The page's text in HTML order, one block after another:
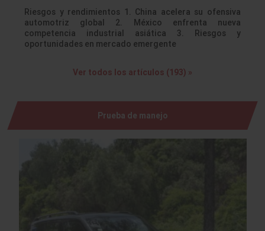
Riesgos y rendimientos 1. China acelera su ofensiva
automotriz global 2. México enfrenta nueva
competencia industrial asiática 3. Riesgos y
oportunidades en mercado emergente
Ver todos los artículos (193) »
Prueba de manejo